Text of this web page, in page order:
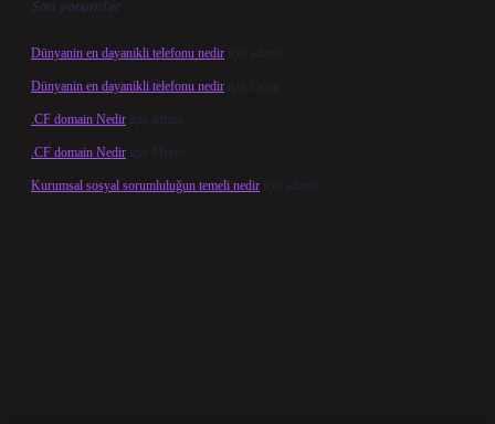
Son yorumlar
Dünyanin en dayanikli telefonu nedir için admin
Dünyanin en dayanikli telefonu nedir için Cesur
.CF domain Nedir için admin
.CF domain Nedir için Merve
Kurumsal sosyal sorumluluğun temeli nedir için admin